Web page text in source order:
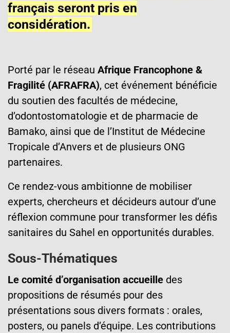
français seront pris en
considération.
Porté par le réseau Afrique Francophone &
Fragilité (AFRAFRA), cet événement bénéficie
du soutien des facultés de médecine,
d’odontostomatologie et de pharmacie de
Bamako, ainsi que de l’Institut de Médecine
Tropicale d’Anvers et de plusieurs ONG
partenaires.
Ce rendez-vous ambitionne de mobiliser
experts, chercheurs et décideurs autour d’une
réflexion commune pour transformer les défis
sanitaires du Sahel en opportunités durables.
Sous-Thématiques
Le comité d’organisation accueille des
propositions de résumés pour des
présentations sous divers formats : orales,
posters, ou panels d’équipe. Les contributions